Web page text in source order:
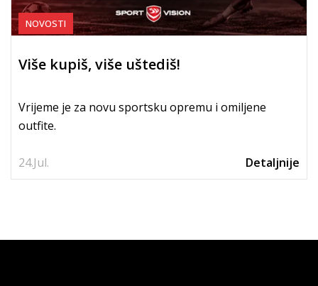
24.Jul.
NOVOSTI
Više kupiš, više uštediš!
Vrijeme je za novu sportsku opremu i omiljene
outfite.
Detaljnije